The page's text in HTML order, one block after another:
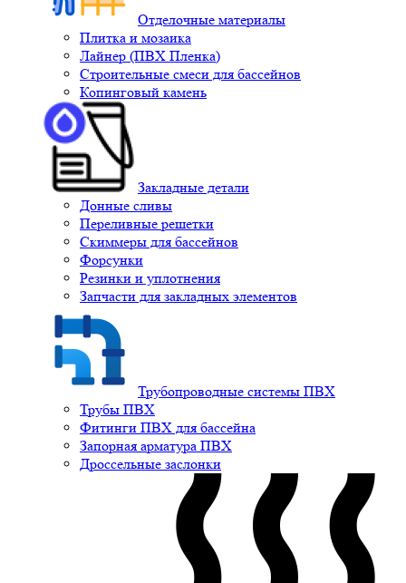
Отделочные материалы
Плитка и мозаика
Лайнер (ПВХ Пленка)
Строительные смеси для бассейнов
Копинговый камень
Закладные детали
Донные сливы
Переливные решетки
Скиммеры для бассейнов
Форсунки
Резинки и уплотнения
Запчасти для закладных элементов
Трубопроводные системы ПВХ
Трубы ПВХ
Фитинги ПВХ для бассейна
Запорная арматура ПВХ
Дроссельные заслонки